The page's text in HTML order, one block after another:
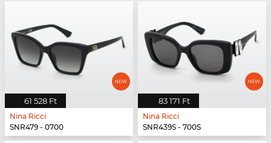
61 528 Ft
Nina Ricci
SNR479 - 0700
83 171 Ft
Nina Ricci
SNR439S - 700S